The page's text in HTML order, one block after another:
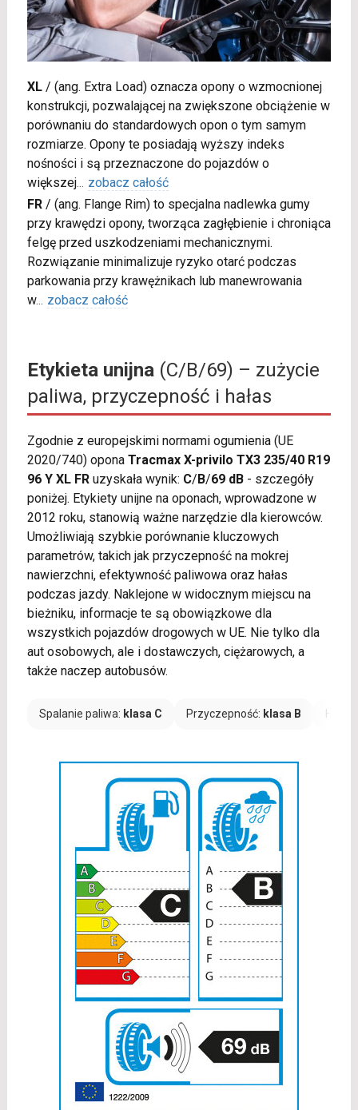
XL/ (ang. Extra Load) oznacza opony o wzmocnionej
konstrukcji, pozwalającej na zwiększone obciążenie w
porównaniu do standardowych opon o tym samym
rozmiarze. Opony te posiadają wyższy indeks
nośności i są przeznaczone do pojazdów o
większej... zobacz całość
FR/ (ang. Flange Rim) to specjalna nadlewka gumy
przy krawędzi opony, tworząca zagłębienie i chroniąca
felgę przed uszkodzeniami mechanicznymi.
Rozwiązanie minimalizuje ryzyko otarć podczas
parkowania przy krawężnikach lub manewrowania
w... zobacz całość
Etykieta unijna(C/B/69) – zużycie
paliwa, przyczepność i hałas
Zgodnie z europejskimi normami ogumienia (UE
2020/740) opona Tracmax X-privilo TX3 235/40 R19
96 Y XL FRuzyskała wynik: C/B/69 dB- szczegóły
poniżej. Etykiety unijne na oponach, wprowadzone w
2012 roku, stanowią ważne narzędzie dla kierowców.
Umożliwiają szybkie porównanie kluczowych
parametrów, takich jak przyczepność na mokrej
nawierzchni, efektywność paliwowa oraz hałas
podczas jazdy. Naklejone w widocznym miejscu na
bieżniku, informacje te są obowiązkowe dla
wszystkich pojazdów drogowych w UE. Nie tylko dla
aut osobowych, ale i dostawczych, ciężarowych, a
także naczep autobusów.
Spalanie paliwa: klasa C Przyczepność: klasa B